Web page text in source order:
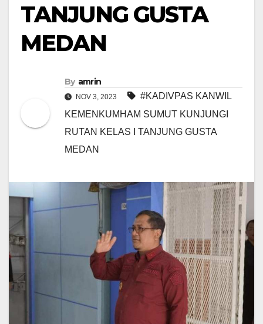
TANJUNG GUSTA
MEDAN
By amrin
NOV 3, 2023
#KADIVPAS KANWIL
KEMENKUMHAM SUMUT KUNJUNGI
RUTAN KELAS I TANJUNG GUSTA
MEDAN